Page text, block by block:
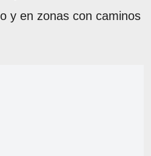
y en zonas con caminos